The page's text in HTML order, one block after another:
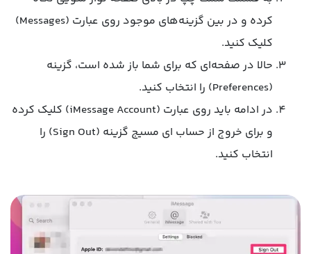
کرده و در بین گزینه‌های موجود روی عبارت (Messages)
کلیک کنید.
حالا در صفحه‌ای که برای شما باز شده است، گزینه
(Preferences) را انتخاب کنید.
در ادامه باید روی عبارت (iMessage Account) کلیک کرده
و برای خروج از حساب ای مسیج گزینه (Sign Out) را
انتخاب کنید.